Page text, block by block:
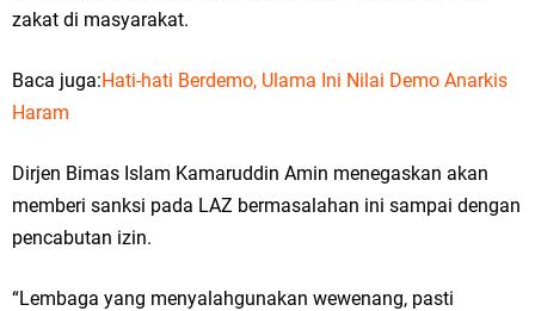
zakat di masyarakat.
Baca juga:Hati-hati Berdemo, Ulama Ini Nilai Demo Anarkis
Haram
Dirjen Bimas Islam Kamaruddin Amin menegaskan akan
memberi sanksi pada LAZ bermasalahan ini sampai dengan
pencabutan izin.
“Lembaga yang menyalahgunakan wewenang, pasti